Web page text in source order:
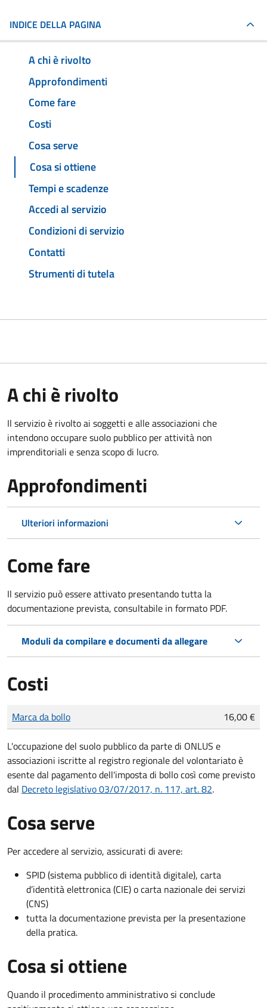
INDICE DELLA PAGINA
A chi è rivolto
Approfondimenti
Come fare
Costi
Cosa serve
Cosa si ottiene
Tempi e scadenze
Accedi al servizio
Condizioni di servizio
Contatti
Strumenti di tutela
A chi è rivolto
Il servizio è rivolto ai soggetti e alle associazioni che
intendono occupare suolo pubblico per attività non
imprenditoriali e senza scopo di lucro.
Approfondimenti
Ulteriori informazioni
Come fare
Il servizio può essere attivato presentando tutta la
documentazione prevista, consultabile in formato PDF.
Moduli da compilare e documenti da allegare
Costi
Tipo di pagamento
Importo
Marca da bollo 16,00 €
L'occupazione del suolo pubblico da parte di ONLUS e
associazioni iscritte al registro regionale del volontariato è
esente dal pagamento dell'imposta di bollo così come previsto
dal Decreto legislativo 03/07/2017, n. 117, art. 82.
Cosa serve
Per accedere al servizio, assicurati di avere:
SPID (sistema pubblico di identità digitale), carta
d’identità elettronica (CIE) o carta nazionale dei servizi
(CNS)
tutta la documentazione prevista per la presentazione
della pratica.
Cosa si ottiene
Quando il procedimento amministrativo si conclude